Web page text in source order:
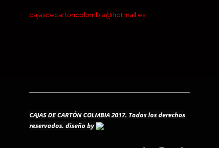
cajasdecartoncolombia@hotmail.es
CAJAS DE CARTÓN COLMBIA 2017. Todos los derechos
reservados. diseño by